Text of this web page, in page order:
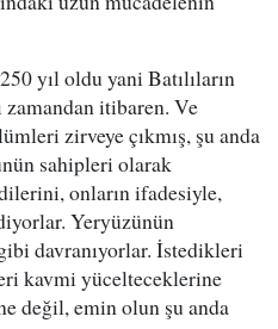
yıl oldu yani Batılıların
zamandan itibaren. Ve
zirveye çıkmış, şu anda
sahipleri olarak
onların ifadesiyle,
Yeryüzünün
davranıyorlar. İstedikleri
kavmi yücelteceklerine
değil, emin olun şu anda